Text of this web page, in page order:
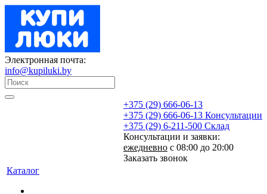
Электронная почта:
info@kupiluki.by
+375 (29) 666-06-13
+375 (29) 666-06-13 Консультации
+375 (29) 6-211-500 Склад
Консультации и заявки:
ежедневно с 08:00 до 20:00
Заказать звонок
Каталог